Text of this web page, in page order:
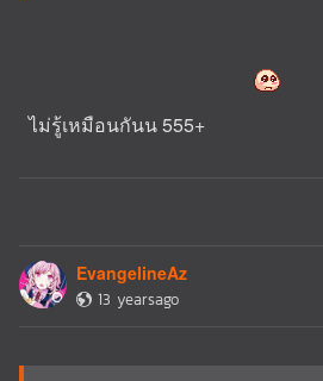
ไม่รู้เหมือนกันน 555+
EvangelineAz
13 yearsago